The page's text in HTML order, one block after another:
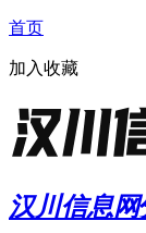
首页
加入收藏
汉川信息网